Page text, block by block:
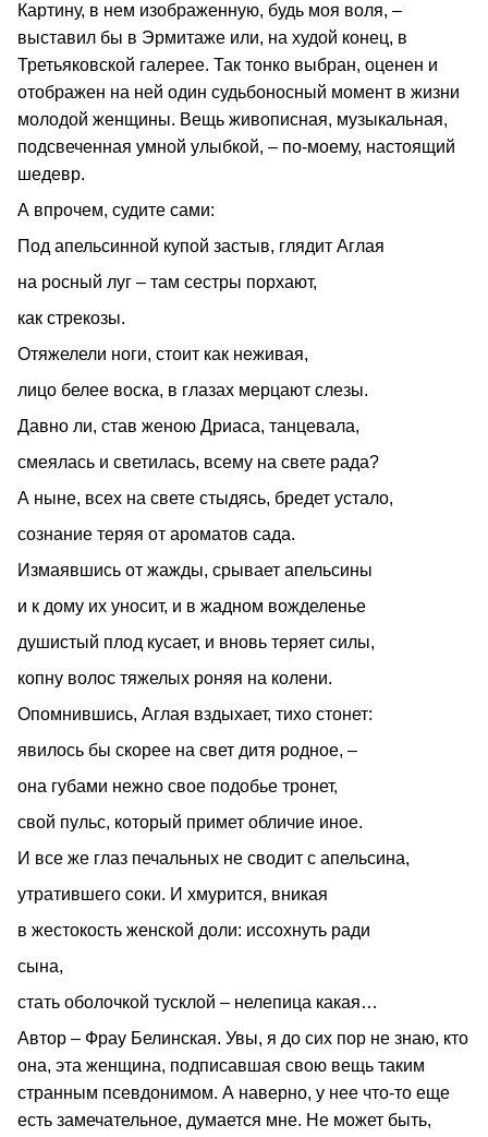
Картину, в нем изображенную, будь моя воля, –
выставил бы в Эрмитаже или, на худой конец, в
Третьяковской галерее. Так тонко выбран, оценен и
отображен на ней один судьбоносный момент в жизни
молодой женщины. Вещь живописная, музыкальная,
подсвеченная умной улыбкой, – по‑моему, настоящий
шедевр.
А впрочем, судите сами:
Под апельсинной купой застыв, глядит Аглая
на росный луг – там сестры порхают,
как стрекозы.
Отяжелели ноги, стоит как неживая,
лицо белее воска, в глазах мерцают слезы.
Давно ли, став женою Дриаса, танцевала,
смеялась и светилась, всему на свете рада?
А ныне, всех на свете стыдясь, бредет устало,
сознание теряя от ароматов сада.
Измаявшись от жажды, срывает апельсины
и к дому их уносит, и в жадном вожделенье
душистый плод кусает, и вновь теряет силы,
копну волос тяжелых роняя на колени.
Опомнившись, Аглая вздыхает, тихо стонет:
явилось бы скорее на свет дитя родное, –
она губами нежно свое подобье тронет,
свой пульс, который примет обличие иное.
И все же глаз печальных не сводит с апельсина,
утратившего соки. И хмурится, вникая
в жестокость женской доли: иссохнуть ради
сына,
стать оболочкой тусклой – нелепица какая…
Автор – Фрау Белинская. Увы, я до сих пор не знаю, кто
она, эта женщина, подписавшая свою вещь таким
странным псевдонимом. А наверно, у нее что‑то еще
есть замечательное, думается мне. Не может быть,